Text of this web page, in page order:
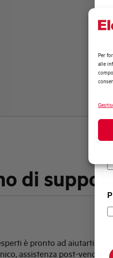
Per
alle
di
è pronto ad aiutarti
assistenza post-vendita